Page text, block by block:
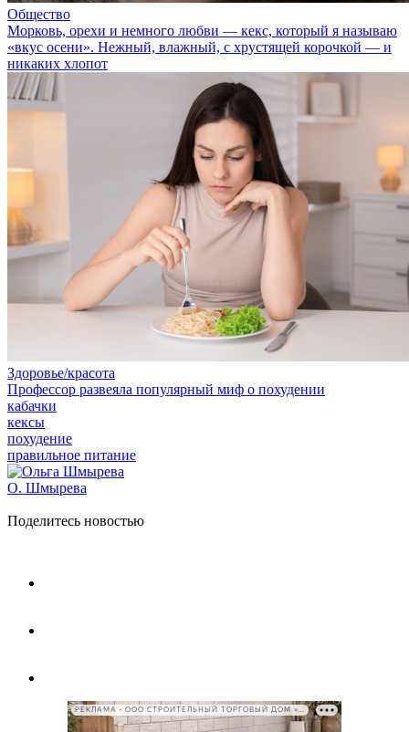
Общество
Морковь, орехи и немного любви — кекс, который я называю
«вкус осени». Нежный, влажный, с хрустящей корочкой — и
никаких хлопот
Здоровье/красота
Профессор развеяла популярный миф о похудении
кабачки
кексы
похудение
правильное питание
О. Шмырева
Поделитесь новостью
РЕКЛАМА • ООО СТРОИТЕЛЬНЫЙ ТОРГОВЫЙ ДОМ «ПЕТРОВИЧ», ИНН 7802348846